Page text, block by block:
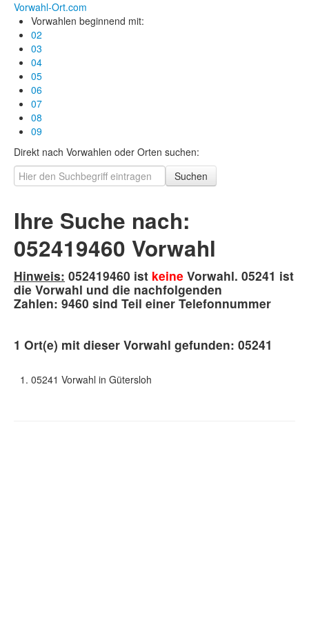
Vorwahl-Ort.com
Vorwahlen beginnend mit:
02
03
04
05
06
07
08
09
Direkt nach Vorwahlen oder Orten suchen:
Suchen
Ihre Suche nach:
052419460 Vorwahl
Hinweis: 052419460 ist keine Vorwahl. 05241 ist
die Vorwahl und die nachfolgenden
Zahlen: 9460 sind Teil einer Telefonnummer
1 Ort(e) mit dieser Vorwahl gefunden: 05241
05241 Vorwahl in Gütersloh